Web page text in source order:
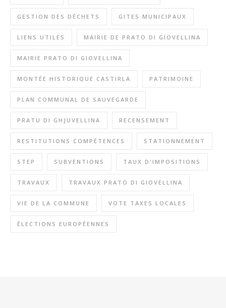
GESTION DES DÉCHETS GITES MUNICIPAUX
LIENS UTILES MAIRIE DE PRATO DI GIOVELLINA
MAIRIE PRATO DI GIOVELLINA
MONTÉE HISTORIQUE CASTIRLA PATRIMOINE
PLAN COMMUNAL DE SAUVEGARDE
PRATU DI GHJUVELLINA RECENSEMENT
RESTITUTIONS COMPÉTENCES STATIONNEMENT
STEP SUBVENTIONS TAUX D'IMPOSITIONS
TRAVAUX TRAVAUX PRATO DI GIOVELLINA
VIE DE LA COMMUNE VOTE TAXES LOCALES
ÉLECTIONS EUROPÉENNES